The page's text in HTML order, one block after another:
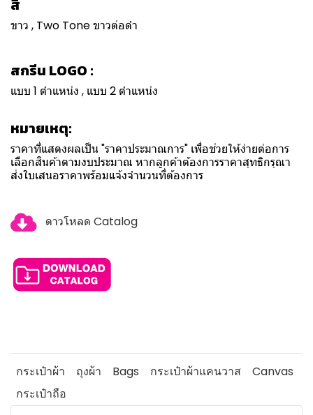
สี
ขาว , Two Tone ขาวต่อดำ
สกรีน LOGO :
แบบ 1 ตำแหน่ง , แบบ 2 ตำแหน่ง
หมายเหตุ:
ราคาที่แสดงผลเป็น "ราคาประมาณการ" เพื่อช่วยให้ง่ายต่อการ
เลือกสินค้าตามงบประมาณ หากลูกค้าต้องการราคาสุทธิกรุณา
ส่งใบเสนอราคาพร้อมแจ้งจำนวนที่ต้องการ
ดาวโหลด Catalog
กระเป๋าผ้า ถุงผ้า Bags กระเป๋าผ้าแคนวาส
Canvas
กระเป๋าถือ